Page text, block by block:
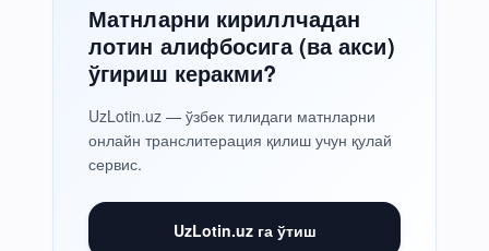
Матнларни кириллчадан
лотин алифбосига (ва акси)
ўгириш керакми?
UzLotin.uz — ўзбек тилидаги матнларни
онлайн транслитерация қилиш учун қулай
сервис.
UzLotin.uz га ўтиш